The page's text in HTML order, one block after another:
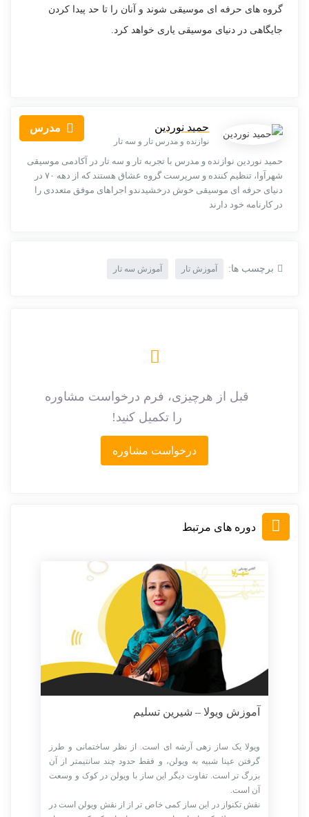
گروه های حرفه ای موسیقی شوند و آنان را تا حد پیدا کردن
جایگاهی در دنیای موسیقی یاری خواهد کرد.
مدرس حمید نوردین
نوازنده و مدرس تار و سه تار
حمید نوردین نوازنده و مدرس با تجربه تار و سه تار در آکادمی موسیقی
شهرآوا، تنظیم کننده و سرپرست گروه عشاق هستند که از دهه ۷۰ در
دنیای حرفه ای موسیقی خوش درخشیدندو اجراهای موفق متعددی را
در کارنامه خود دارند
برچسب ها: آموزش تار آموزش سه تار
قبل از هرچیزی، فرم درخواست مشاوره
را تکمیل کنید!
درخواست مشاوره
دوره های مرتبط
آموزش ویولا – شیرین تسلیم
ویولا یک ساز زهی آرشه ای است. از نظر ساختمانی و طرز
گرفتن عینا شبیه به ویولن، و فقط حدود چند سانتیمتر از آن
بزرگ تر است. تفاوت دیگر این ساز با ویولن در کوک و وسعت
آن است.
نقش تکنواز در این ساز کمی خاص تر از از نقش ویولن است در